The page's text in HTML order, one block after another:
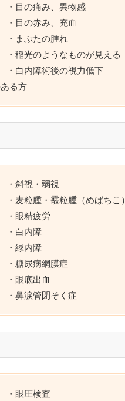
・目の痛み、異物感
・目の赤み、充血
・まぶたの腫れ
・稲光のようなものが見える
・白内障術後の視力低下
る方
・斜視・弱視
・麦粒腫・霰粒腫（めばちこ）
・眼精疲労
・白内障
・緑内障
・糖尿病網膜症
・眼底出血
・鼻涙管閉そく症
・眼圧検査